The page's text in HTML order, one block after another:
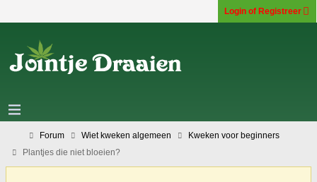
Login of Registreer
Forum Wiet kweken algemeen
Kweken voor beginners
Plantjes die niet bloeien?